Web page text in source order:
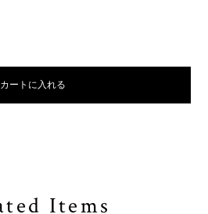
カートに入れる
Items